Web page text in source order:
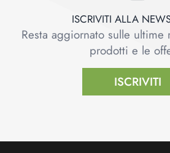
ISCRIVITI ALLA
Resta aggiornato sulle
prodotti e le
ISCRIVITI